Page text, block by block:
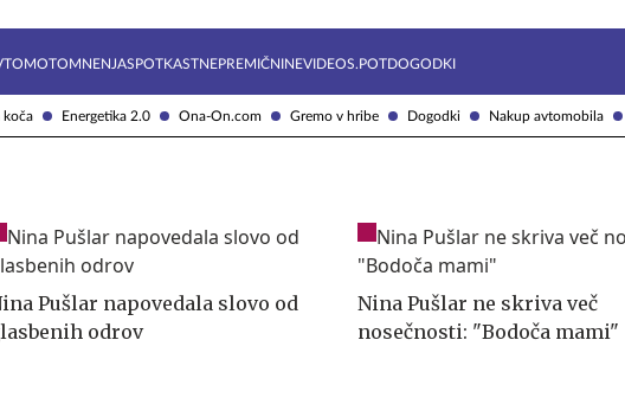
koča Energetika 2.0 Ona-On.com Gremo v hribe Dogodki Nakup avtomobila
MNENJASPOTKASTNEPREMIČNINEVIDEOS.POTDOGODKI
Pušlar napovedala slovo od
odrov
Nina Pušlar ne skriva več
nosečnosti: "Bodoča mami"